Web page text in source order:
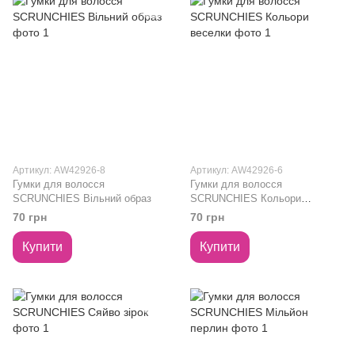
Артикул: AW42926-8
Гумки для волосся
SCRUNCHIES Вільний образ
70 грн
Купити
Артикул: AW42926-6
Гумки для волосся
SCRUNCHIES Кольори
веселки
70 грн
Купити